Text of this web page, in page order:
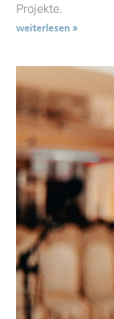
Projekte.
weiterlesen »